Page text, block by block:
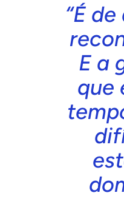
“É
E a
que